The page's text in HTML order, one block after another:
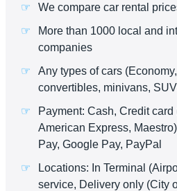
We compare car rental
More than 1000 local and
companies
Any types of cars
convertibles, minivans,
Payment: Cash, Credit
American Express,
Pay, Google Pay, PayPal
Locations: In Terminal
service, Delivery only (City